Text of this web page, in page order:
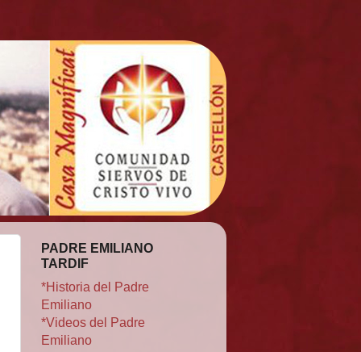
PADRE EMILIANO
TARDIF
*Historia del Padre
Emiliano
*Videos del Padre
Emiliano